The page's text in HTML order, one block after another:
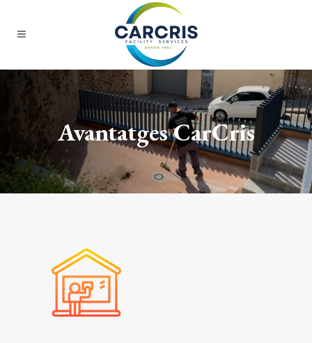
Avantatges CarCris